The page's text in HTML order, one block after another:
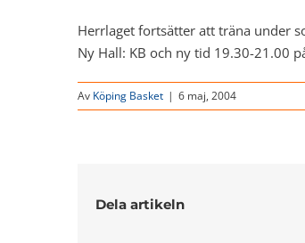
Herrlaget fortsätter att träna under
Ny Hall: KB och ny tid 19.30-21.00
Av Köping Basket | 6 maj, 2004
Dela artikeln